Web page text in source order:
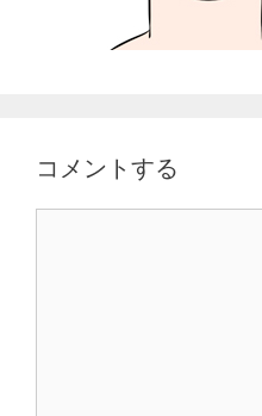
コメントする